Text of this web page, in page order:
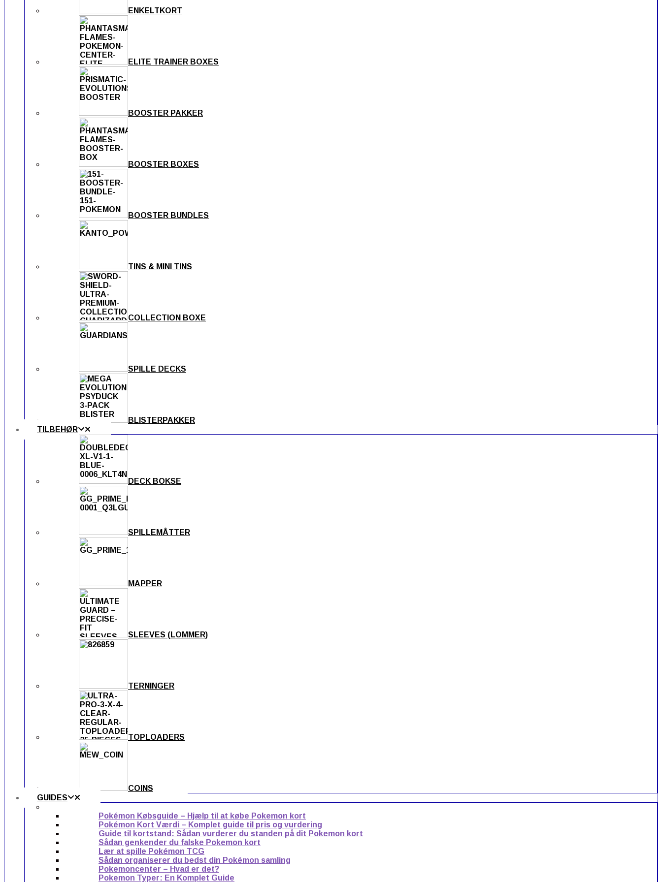
ENKELTKORT
ELITE TRAINER BOXES
BOOSTER PAKKER
BOOSTER BOXES
BOOSTER BUNDLES
TINS & MINI TINS
COLLECTION BOXE
SPILLE DECKS
BLISTERPAKKER
TILBEHØR
DECK BOKSE
SPILLEMÅTTER
MAPPER
SLEEVES (LOMMER)
TERNINGER
TOPLOADERS
COINS
GUIDES
Pokémon Købsguide – Hjælp til at købe Pokemon kort
Pokémon Kort Værdi – Komplet guide til pris og vurdering
Guide til kortstand: Sådan vurderer du standen på dit Pokemon kort
Sådan genkender du falske Pokemon kort
Lær at spille Pokémon TCG
Sådan organiserer du bedst din Pokémon samling
Pokemoncenter – Hvad er det?
Pokemon Typer: En Komplet Guide